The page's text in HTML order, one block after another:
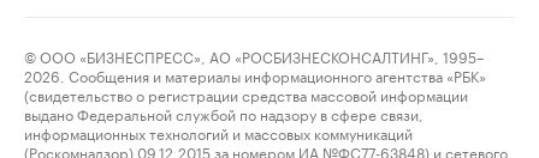
© ООО «БИЗНЕСПРЕСС», АО «РОСБИЗНЕСКОНСАЛТИНГ», 1995–
2026. Сообщения и материалы информационного агентства «РБК»
(свидетельство о регистрации средства массовой информации
выдано Федеральной службой по надзору в сфере связи,
информационных технологий и массовых коммуникаций
(Роскомнадзор) 09.12.2015 за номером ИА №ФС77-63848) и сетевого